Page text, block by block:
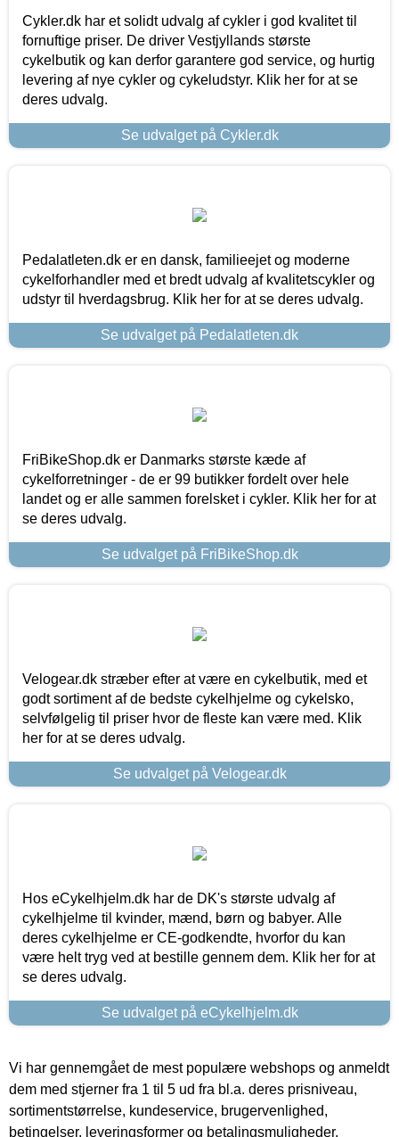
Cykler.dk har et solidt udvalg af cykler i god kvalitet til
fornuftige priser. De driver Vestjyllands største
cykelbutik og kan derfor garantere god service, og hurtig
levering af nye cykler og cykeludstyr. Klik her for at se
deres udvalg.
Se udvalget på Cykler.dk
Pedalatleten.dk er en dansk, familieejet og moderne
cykelforhandler med et bredt udvalg af kvalitetscykler og
udstyr til hverdagsbrug. Klik her for at se deres udvalg.
Se udvalget på Pedalatleten.dk
FriBikeShop.dk er Danmarks største kæde af
cykelforretninger - de er 99 butikker fordelt over hele
landet og er alle sammen forelsket i cykler. Klik her for at
se deres udvalg.
Se udvalget på FriBikeShop.dk
Velogear.dk stræber efter at være en cykelbutik, med et
godt sortiment af de bedste cykelhjelme og cykelsko,
selvfølgelig til priser hvor de fleste kan være med. Klik
her for at se deres udvalg.
Se udvalget på Velogear.dk
Hos eCykelhjelm.dk har de DK's største udvalg af
cykelhjelme til kvinder, mænd, børn og babyer. Alle
deres cykelhjelme er CE-godkendte, hvorfor du kan
være helt tryg ved at bestille gennem dem. Klik her for at
se deres udvalg.
Se udvalget på eCykelhjelm.dk
Vi har gennemgået de mest populære webshops og anmeldt
dem med stjerner fra 1 til 5 ud fra bl.a. deres prisniveau,
sortimentstørrelse, kundeservice, brugervenlighed,
betingelser, leveringsformer og betalingsmuligheder.